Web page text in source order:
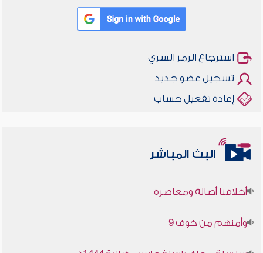
استرجاع الرمز السري
تسجيل عضو جديد
إعادة تفعيل حساب
البث المباشر